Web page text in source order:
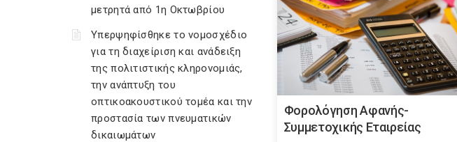
μετρητά από 1η Οκτωβρίου
Υπερψηφίσθηκε το νομοσχέδιο
για τη διαχείριση και ανάδειξη
της πολιτιστικής κληρονομιάς,
την ανάπτυξη του
οπτικοακουστικού τομέα και την
προστασία των πνευματικών
δικαιωμάτων
Φορολόγηση Αφανής-
Συμμετοχικής Εταιρείας